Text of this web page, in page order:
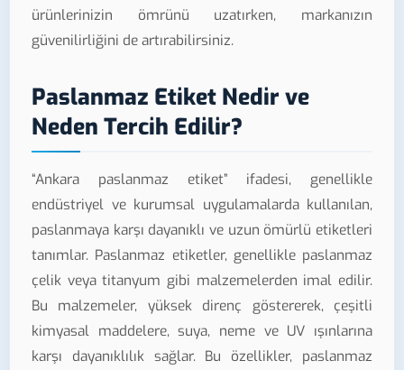
ürünlerinizin ömrünü uzatırken, markanızın
güvenilirliğini de artırabilirsiniz.
Paslanmaz Etiket Nedir ve
Neden Tercih Edilir?
“Ankara paslanmaz etiket” ifadesi, genellikle
endüstriyel ve kurumsal uygulamalarda kullanılan,
paslanmaya karşı dayanıklı ve uzun ömürlü etiketleri
tanımlar. Paslanmaz etiketler, genellikle paslanmaz
çelik veya titanyum gibi malzemelerden imal edilir.
Bu malzemeler, yüksek direnç göstererek, çeşitli
kimyasal maddelere, suya, neme ve UV ışınlarına
karşı dayanıklılık sağlar. Bu özellikler, paslanmaz